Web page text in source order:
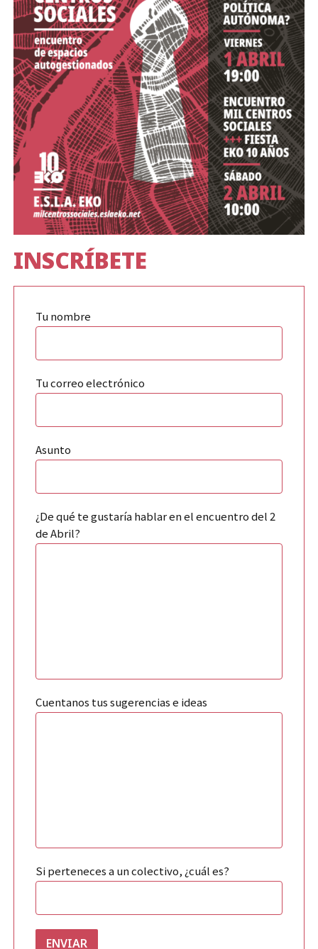
INSCRÍBETE
Tu nombre
Tu correo electrónico
Asunto
¿De qué te gustaría hablar en el encuentro del 2
de Abril?
Cuentanos tus sugerencias e ideas
Si perteneces a un colectivo, ¿cuál es?